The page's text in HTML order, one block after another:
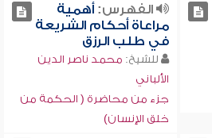
الفهرس:أهمية
مراعاة أحكام الشريعة
في طلب الرزق
للشيخ: محمد ناصر الدين
الألباني
جزء من محاضرة ( الحكمة من
خلق الإنسان)